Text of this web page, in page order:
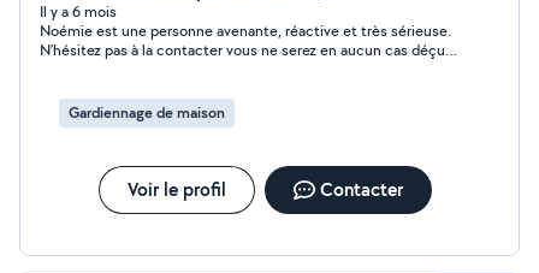
Il y a 6 mois
Noémie est une personne avenante, réactive et très sérieuse.
N’hésitez pas à la contacter vous ne serez en aucun cas déçu
Gardiennage de maison
Voir le profil Contacter